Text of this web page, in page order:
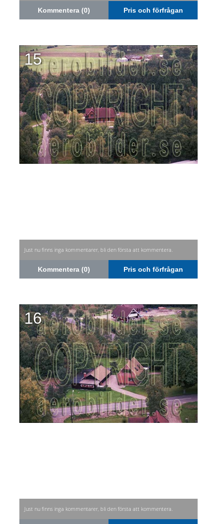
Kommentera (0) Pris och förfrågan
15
Just nu finns inga kommentarer, bli den första att kommentera.
Kommentera (0) Pris och förfrågan
16
Just nu finns inga kommentarer, bli den första att kommentera.